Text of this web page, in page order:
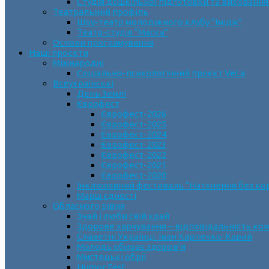
Театральний профіль
Шоу-театр молодіжного клубу “Імідж”
Театр-студія “Маска”
Основи програмування
Наші проєкти
Міжнародні
Соціально-психологічний проєкт VeLa
Всеукраїнські
День Землі
Єврофест
Єврофест-2026
Єврофест-2025
Єврофест-2024
Єврофест-2023
Єврофест-2022
Єврофест-2021
Єврофест-2020
Інклюзивний фестиваль “Натхнення без
Марш єдності
Обласного рівня
Знай і люби свій край
Здорове харчування – відповідальність
Славетні Українці. Іван Карпенко-Карий
Молодь обирає здоров’я
Мистецькі обрії
Humor Fest